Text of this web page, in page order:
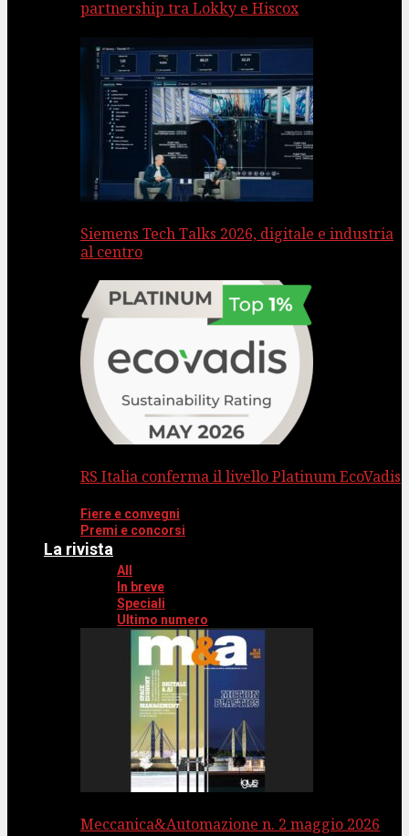
partnership tra Lokky e Hiscox
Siemens Tech Talks 2026, digitale e industria
al centro
RS Italia conferma il livello Platinum EcoVadis
Fiere e convegni
Premi e concorsi
La rivista
All
In breve
Speciali
Ultimo numero
Meccanica&Automazione n. 2 maggio 2026